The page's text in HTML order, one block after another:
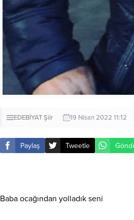
EDEBİYATŞiir 19 Nisan 2022 11:12
Paylaş Tweetle
Baba ocağından yolladık seni